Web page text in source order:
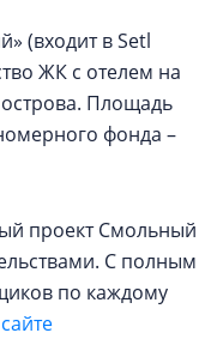
(входит в Setl
ЖК с отелем на
Площадь
фонда –
проект Смольный
С полным
по каждому